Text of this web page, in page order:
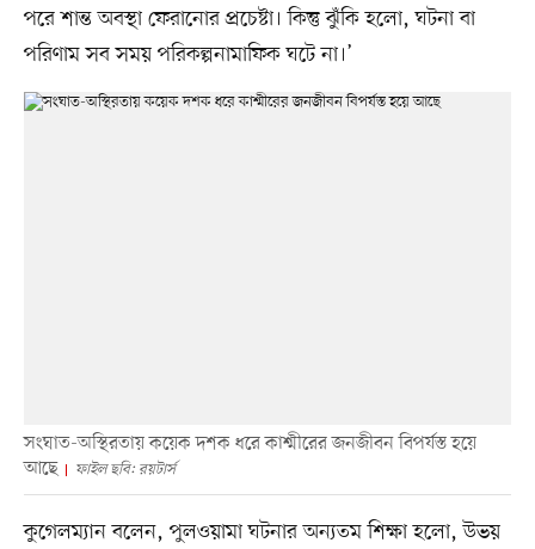
পরে শান্ত অবস্থা ফেরানোর প্রচেষ্টা। কিন্তু ঝুঁকি হলো, ঘটনা বা
পরিণাম সব সময় পরিকল্পনামাফিক ঘটে না।’
সংঘাত-অস্থিরতায় কয়েক দশক ধরে কাশ্মীরের জনজীবন বিপর্যস্ত হয়ে
আছে
ফাইল ছবি: রয়টার্স
কুগেলম্যান বলেন, পুলওয়ামা ঘটনার অন্যতম শিক্ষা হলো, উভয়